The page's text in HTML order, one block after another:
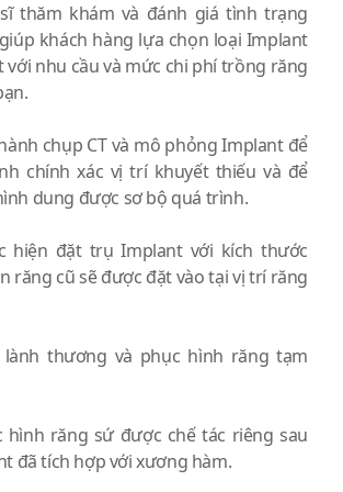
thăm khám và đánh giá tình trạng
khách hàng lựa chọn loại Implant
với nhu cầu và mức chi phí trồng răng
chụp CT và mô phỏng Implant để
chính xác vị trí khuyết thiếu và để
dung được sơ bộ quá trình.
hiện đặt trụ Implant với kích thước
răng cũ sẽ được đặt vào tại vị trí răng
lành thương và phục hình răng tạm
hình răng sứ được chế tác riêng sau
đã tích hợp với xương hàm.